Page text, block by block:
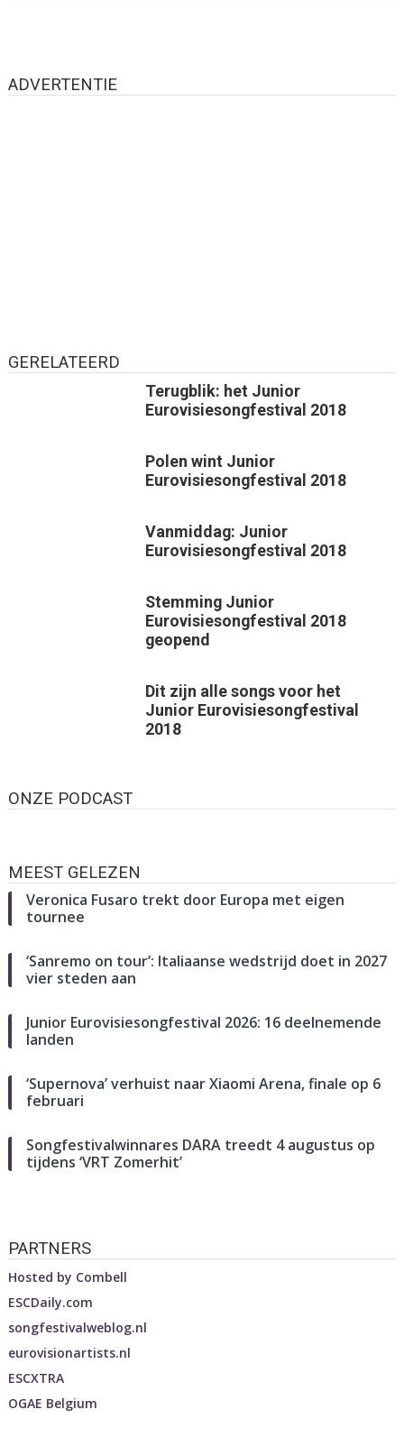
ADVERTENTIE
GERELATEERD
Terugblik: het Junior
Eurovisiesongfestival 2018
Polen wint Junior
Eurovisiesongfestival 2018
Vanmiddag: Junior
Eurovisiesongfestival 2018
Stemming Junior
Eurovisiesongfestival 2018
geopend
Dit zijn alle songs voor het
Junior Eurovisiesongfestival
2018
ONZE PODCAST
MEEST GELEZEN
Veronica Fusaro trekt door Europa met eigen
tournee
‘Sanremo on tour’: Italiaanse wedstrijd doet in 2027
vier steden aan
Junior Eurovisiesongfestival 2026: 16 deelnemende
landen
‘Supernova’ verhuist naar Xiaomi Arena, finale op 6
februari
Songfestivalwinnares DARA treedt 4 augustus op
tijdens ‘VRT Zomerhit’
PARTNERS
Hosted by Combell
ESCDaily.com
songfestivalweblog.nl
eurovisionartists.nl
ESCXTRA
OGAE Belgium